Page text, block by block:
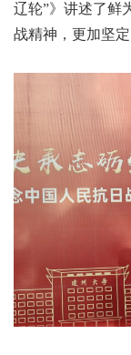
辽轮”》讲述了鲜
战精神，更加坚